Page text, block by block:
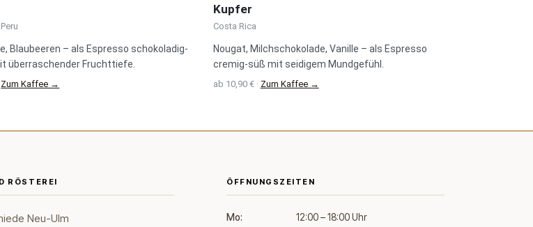
Blaubeeren – als Espresso schokoladig-
überraschender Fruchttiefe.
Zum Kaffee →
Kupfer
Costa Rica
Nougat, Milchschokolade, Vanille – als Espresso
cremig-süß mit seidigem Mundgefühl.
ab 10,90 € · Zum Kaffee →
RÖSTEREI
Neu-Ulm
ÖFFNUNGSZEITEN
Mo:
12:00 – 18:00 Uhr